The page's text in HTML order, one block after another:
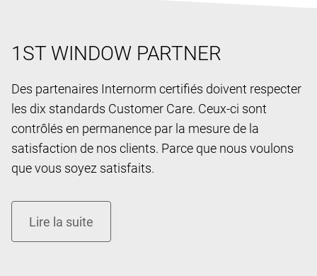
1ST WINDOW PARTNER
Des partenaires Internorm certifiés doivent respecter
les dix standards Customer Care. Ceux-ci sont
contrôlés en permanence par la mesure de la
satisfaction de nos clients. Parce que nous voulons
que vous soyez satisfaits.